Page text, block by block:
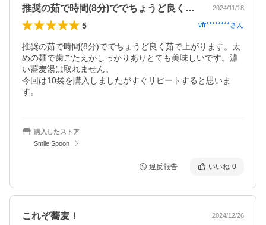
推奨の茹で時間(8分)ででちょうど良く… 2024/11/18
5 vfr********さん
推奨の茹で時間(8分)ででちょうど良く茹で上がります。太
めの麺で歯ごたえがしっかりありとても美味しいです。濃
い蕎麦湯は取れません。
今回は10袋を購入しましたがすぐリピートすると思いま
す。
購入したストア
Smile Spoon
違反報告 いいね 0
これぞ蕎麦！ 2024/12/26